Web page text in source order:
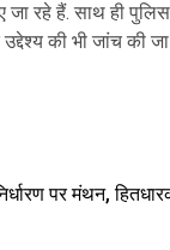
जा रहे हैं. साथ ही
की भी जांच की जा
पर मंथन,